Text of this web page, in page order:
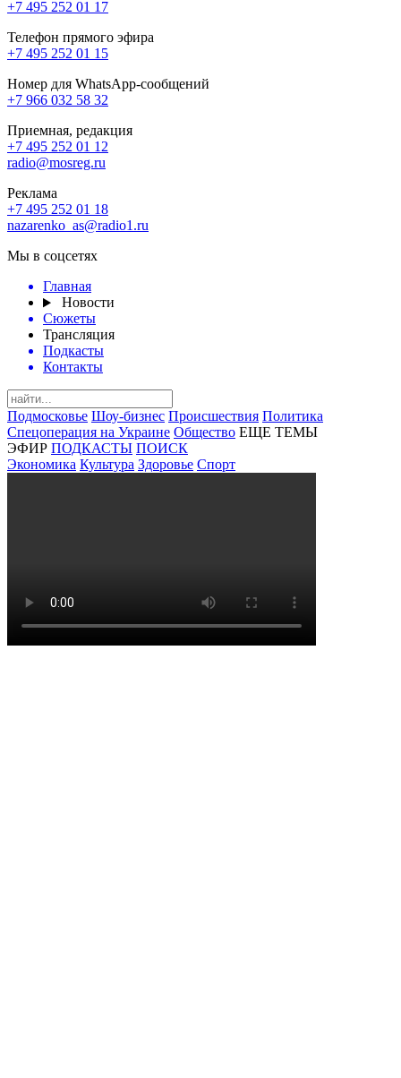
+7 495 252 01 17
Телефон прямого эфира
+7 495 252 01 15
Номер для WhatsApp-сообщений
+7 966 032 58 32
Приемная, редакция
+7 495 252 01 12
radio@mosreg.ru
Реклама
+7 495 252 01 18
nazarenko_as@radio1.ru
Мы в соцсетях
Главная
Новости
Сюжеты
Трансляция
Подкасты
Контакты
Подмосковье Шоу-бизнес Происшествия Политика
Спецоперация на Украине Общество ЕЩЕ ТЕМЫ
ЭФИР ПОДКАСТЫ ПОИСК
Экономика Культура Здоровье Спорт